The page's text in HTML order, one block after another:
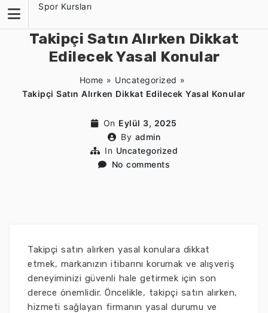
content
Spor Kursları
Takipçi Satın Alırken Dikkat
Edilecek Yasal Konular
Home » Uncategorized »
Takipçi Satın Alırken Dikkat Edilecek Yasal Konular
On Eylül 3, 2025
By admin
In Uncategorized
No comments
Takipçi satın alırken yasal konulara dikkat
etmek, markanızın itibarını korumak ve alışveriş
deneyiminizi güvenli hale getirmek için son
derece önemlidir. Öncelikle, takipçi satın alırken,
hizmeti sağlayan firmanın yasal durumu ve